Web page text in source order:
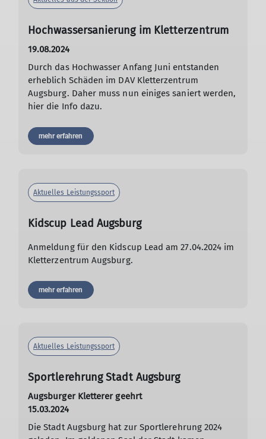
Hochwassersanierung im Kletterzentrum
19.08.2024
Durch das Hochwasser Anfang Juni entstanden
erheblich Schäden im DAV Kletterzentrum
Augsburg. Daher muss nun einiges saniert werden,
hier die Info dazu.
mehr erfahren
Aktuelles Leistungssport
Kidscup Lead Augsburg
Anmeldung für den Kidscup Lead am 27.04.2024 im
Kletterzentrum Augsburg.
mehr erfahren
Aktuelles Leistungssport
Sportlerehrung Stadt Augsburg
Augsburger Kletterer geehrt
15.03.2024
Die Stadt Augsburg hat zur Sportlerehrung 2024